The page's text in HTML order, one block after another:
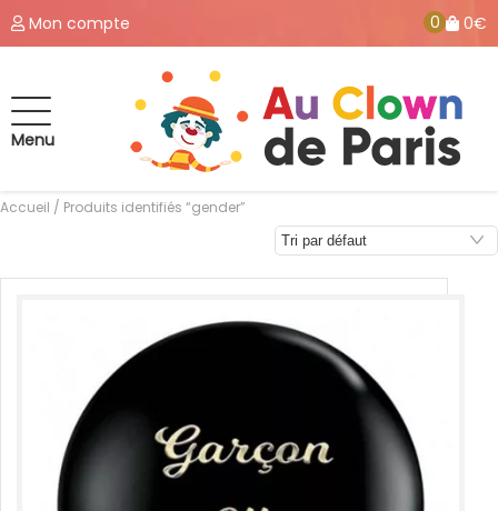
Mon compte 0 0€
Menu
Accueil / Produits identifiés “gender”